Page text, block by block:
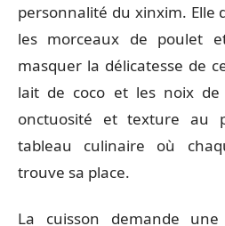
personnalité du xinxim. Elle
les morceaux de poulet
masquer la délicatesse de
lait de coco et les noix
onctuosité et texture au
tableau culinaire où
trouve sa place.
La cuisson demande